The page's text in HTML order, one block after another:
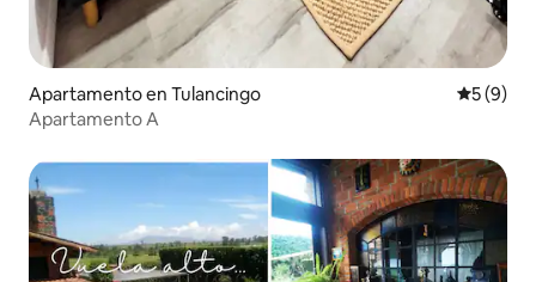
Apartamento en Tulancingo
5 (9)
Apartamento A